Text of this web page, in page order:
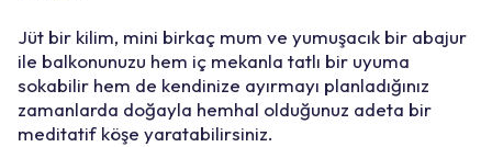
Jüt bir kilim, mini birkaç mum ve yumuşacık bir abajur
ile balkonunuzu hem iç mekanla tatlı bir uyuma
sokabilir hem de kendinize ayırmayı planladığınız
zamanlarda doğayla hemhal olduğunuz adeta bir
meditatif köşe yaratabilirsiniz.